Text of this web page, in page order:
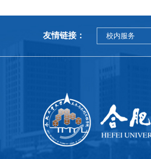
友情链接： 校内服务